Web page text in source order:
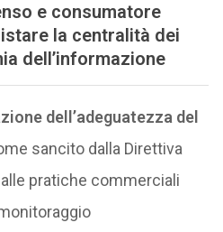
e consumatore
la centralità dei
dell’informazione
dell’adeguatezza del
sancito dalla Direttiva
pratiche commerciali